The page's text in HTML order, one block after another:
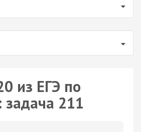
из ЕГЭ по
задача 211